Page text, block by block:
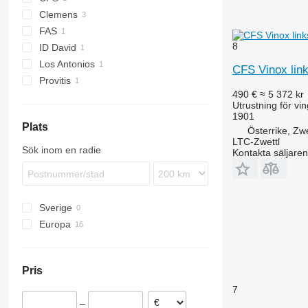
Clemens
FAS
ID David
Los Antonios
Provitis
Plats
Sök inom en radie
Sverige
Europa
Italien
Pris
–
8
CFS Vinox
490 € ≈ 5 372 kr
Utrustning för
1901
Österrike,
LTC-Zwettl
Kontakta säljaren
7